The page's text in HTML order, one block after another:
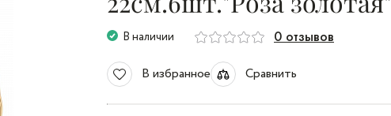
В наличии 0 отзывов
В избранное Сравнить